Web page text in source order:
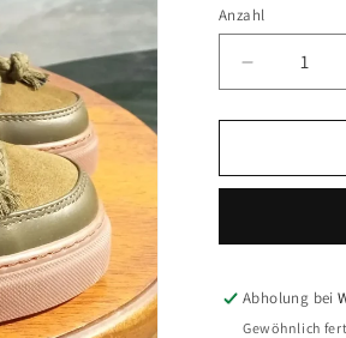
nicht
verfügbar
Anzahl
Verringere
die
Menge
INUIKII
Classic
Abholung bei
Gewöhnlich